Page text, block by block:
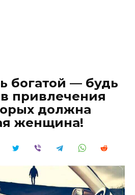
богатой — будь
привлечения
должна
женщина!